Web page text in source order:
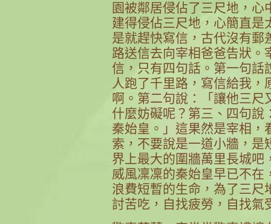
園被鄰居侵佔了三尺地，
建得侵佔三尺地，心簡直是
是就趕快寫信，古代沒有郵
路送信去向宰相爸爸告狀。
信，只有四句話。第一句話
人跑了千里路，寫信給我
啊。第二句說：「讓他三尺
什麼妨礙呢？第三、四句說
秦始皇。」這果然是宰相，
索，不要說是一道小牆，是
界上最大的圍牆萬里長城吧
威風凜凜的秦始皇早已不在
浪費短暫的生命，為了三尺
討苦吃，自找疲勞，自找氣